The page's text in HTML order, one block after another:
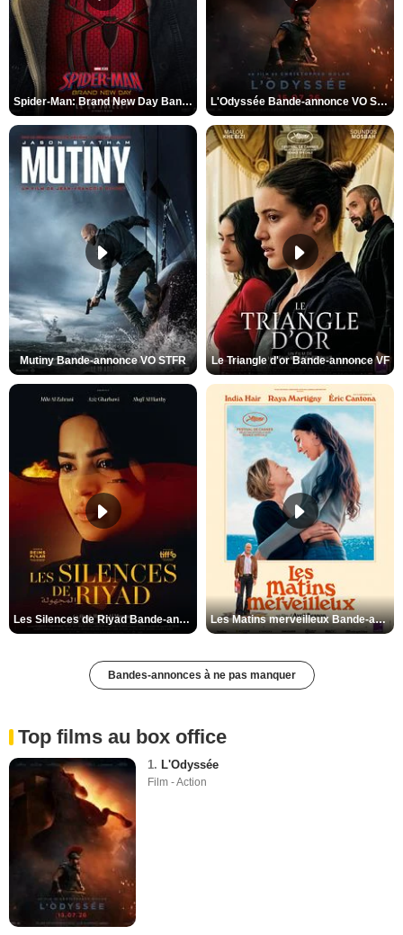
Spider-Man: Brand New Day Bande-annonce VO STFR L'Odyssée Bande-annonce VO STFR
Mutiny Bande-annonce VO STFR Le Triangle d'or Bande-annonce VF
Les Silences de Riyad Bande-annonce VO STFR Les Matins merveilleux Bande-annonce VF
Bandes-annonces à ne pas manquer
Top films au box office
1. L'Odyssée
Film - Action